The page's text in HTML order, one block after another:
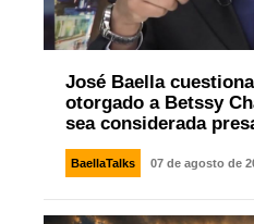
José Baella
otorgado a Betssy
sea considerada
BaellaTalks 07 de agosto de